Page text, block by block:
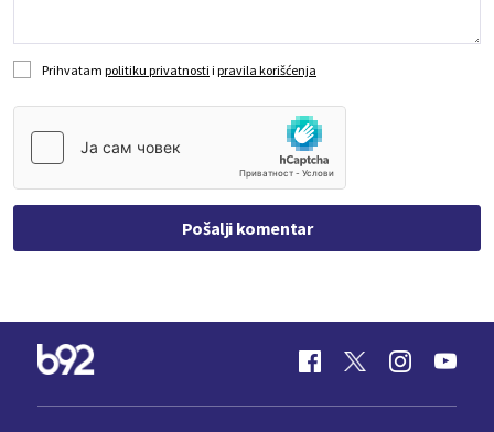
Prihvatam politiku privatnosti i pravila korišćenja
Pošalji komentar